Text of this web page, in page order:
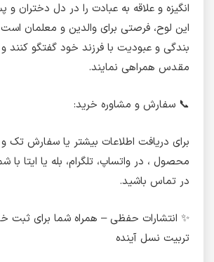
انگیزه و علاقه به عبادت را در دل دختران
این لوح، فرصتی برای والدین و معلمان است
بندگی و عبودیت با فرزند خود گفتگو کنند
مقدس همراهی نمایند.
📞 سفارش و مشاوره خرید:
برای دریافت اطلاعات بیشتر یا سفارش تک
در تماس باشید.
✨ انتشارات حفظی – همراه شما برای ثبت
تربیت نسل آینده